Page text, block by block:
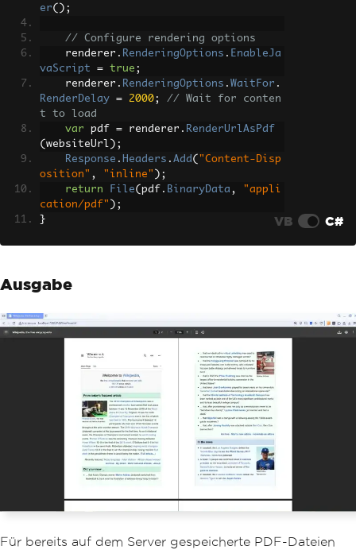
er();
// Configure rendering options
    renderer
. RenderingOptions . EnableJa
vaScript
= true ;
    renderer
. RenderingOptions . WaitFor .
RenderDelay
= 2000;
// Wait for conten
t to load
var pdf = renderer . RenderUrlAsPdf
( websiteUrl );
Response . Headers . Add ( "Content-Disp
osition" , "inline" );
return
File( pdf . BinaryData ,
"appli
cation/pdf" );
}
VB C#
Ausgabe
Für bereits auf dem Server gespeicherte PDF-Dateien